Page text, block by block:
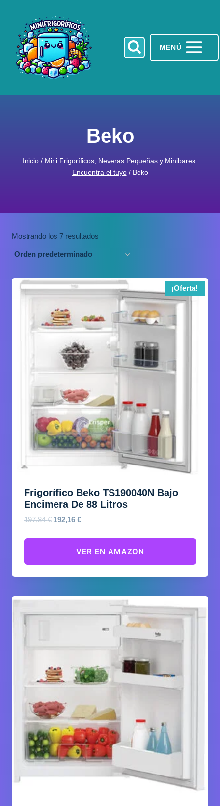
contenido
MENÚ
Beko
Inicio / Mini Frigoríficos, Neveras Pequeñas y Minibares:
Encuentra el tuyo / Beko
Mostrando los 7 resultados
¡Oferta!
Frigorífico Beko TS190040N Bajo
Encimera De 88 Litros
197,84€ El
197,84 €.
192,16 €El
es:
192,16 €.
VER EN AMAZON